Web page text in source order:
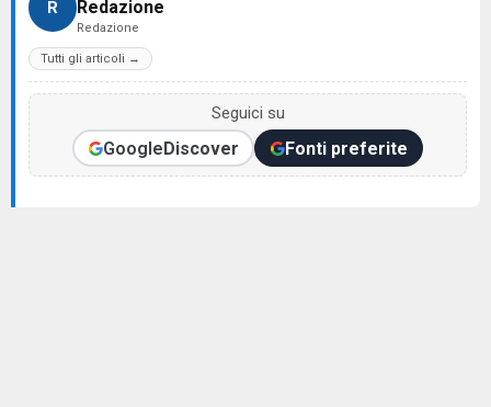
R Redazione
Redazione
Tutti gli articoli →
Seguici su
GoogleDiscover Fonti preferite